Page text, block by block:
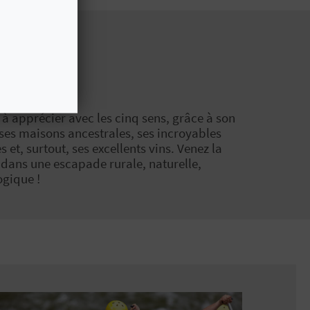
apprécier avec les cinq sens, grâce à son
maisons ancestrales, ses incroyables
surtout, ses excellents vins. Venez la
une escapade rurale, naturelle,
!